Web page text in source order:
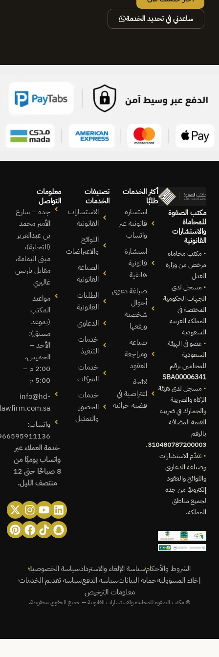
.
5
0
ر
س
.
.
3
0
ر
س
.
ساعدني في تحديد الخدمة
مكتب الصفوة
للمحاماة
والاستشارات
القانونية
مكتب محاماة
مرخص من وزارة
العدل
مسجل لدى
الجهات الحكومية
المختصة في
المملكة العربية
السعودية
عضو في الهيئة
السعودية
للمحامين برقم
SBA00006341
مسجل لدى هيئة
الزكاة والضريبة
والجمارك في ضريبة
القيمة المضافة
بالرقم
310480787200003
.
نقدّم الاستشارات
وصياغة الدعاوى
واللوائح والعقود
إلكترونيًا من جدة
لجميع مناطق
المملكة.
أكثر الخدمات
طلبًا
استشارة
قانونية عبر
واتساب
استشارة
قانونية
هاتفية
صياغة دعوى
أحوال
شخصية
ورفعها
صياغة
ومراجعة
العقود
لائحة
اعتراضية في
قضية جزائية
تصنيفات
الخدمات
الاستشارات
القانونية
اللوائح
والاعتراضات
الصياغة
القانونية
الطلبات
القانونية
الدعاوى
خدمات
التنفيذ
خدمات
الشركات
خدمات
الحضور
والتمثيل
معلومات
التواصل
جدة – شارع
الأمير محمد
بن عبدالعزيز
(التحلية)،
مبنى اليمامة،
مقابل باريس
غاليري
مواعيد
المكتب
(بموعد
مسبق):
الأحد –
الخميس،
2:00 م –
5:00 م
info@hd-
lawfirm.com.sa
واتساب:
966595911136+
خدمة العملاء عبر
واتساب يوميًا من
8 صباحًا حتى 12
منتصف الليل.
Linkedin
Youtube
X-Snapchat
Tiktok
الشروط والأحكامسياسة الإلغاء والاستردادسياسة الخصوصية
إخلاء المسؤوليةحماية البياناتسياسة الدفعسياسة تقديم الخدمات
معلومات الترخيص
© مكتب الصفوة للمحاماة والاستشارات القانونية — جميع الحقوق محفوظة.